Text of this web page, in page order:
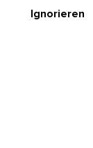
Ignorieren